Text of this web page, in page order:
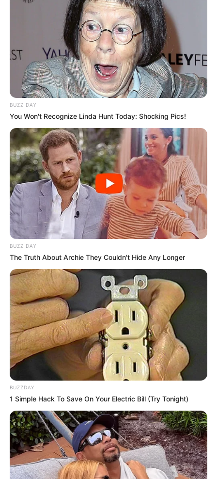
chance et de réaliser leurs rêves.
BUZZ DAY
You Won't Recognize Linda Hunt Today: Shocking Pics!
BUZZ DAY
The Truth About Archie They Couldn't Hide Any Longer
BUZZDAY
1 Simple Hack To Save On Your Electric Bill (Try Tonight)